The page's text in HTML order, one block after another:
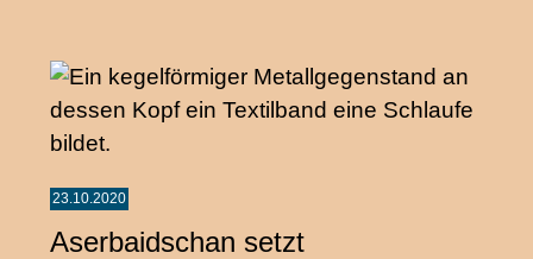
23.10.2020
Aserbaidschan setzt